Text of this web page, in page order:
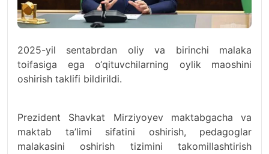
2025-yil sentabrdan oliy va birinchi malaka
toifasiga ega o‘qituvchilarning oylik maoshini
oshirish taklifi bildirildi.
Prezident Shavkat Mirziyoyev maktabgacha va
maktab ta’limi sifatini oshirish, pedagoglar
malakasini oshirish tizimini takomillashtirish